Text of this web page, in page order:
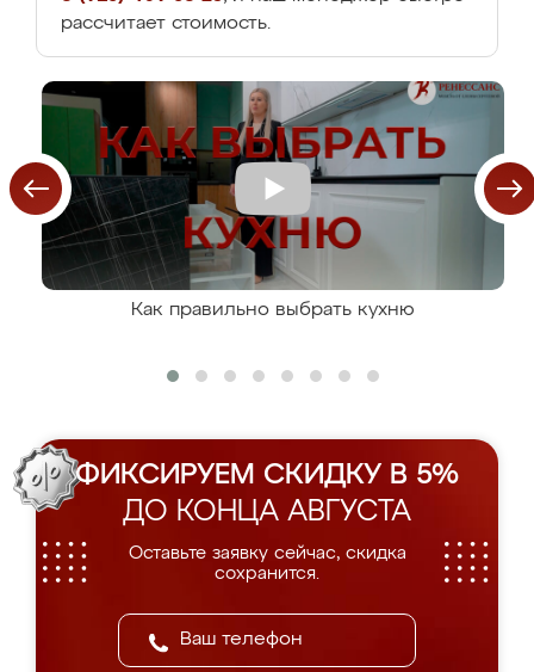
рассчитает стоимость.
Как правильно выбрать кухню
ФИКСИРУЕМ СКИДКУ В 5%
ДО КОНЦА АВГУСТА
Оставьте заявку сейчас, скидка
сохранится.